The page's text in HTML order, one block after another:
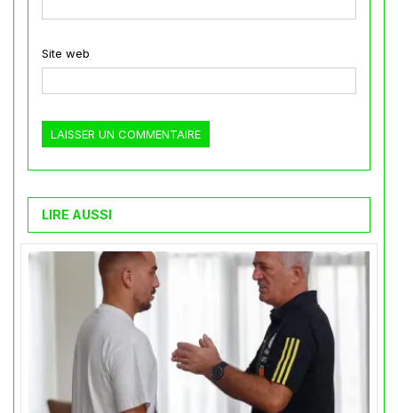
Site web
LIRE AUSSI